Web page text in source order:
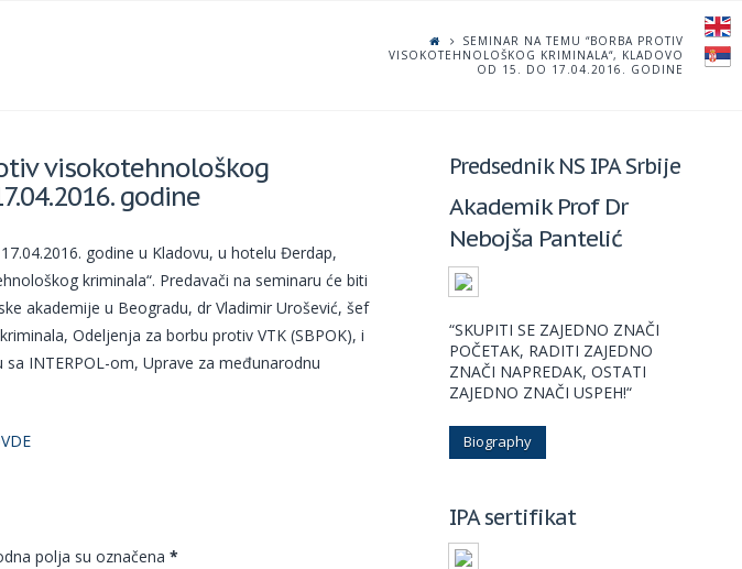
SEMINAR NA TEMU “BORBA PROTIV
VISOKOTEHNOLOŠKOG KRIMINALA“, KLADOVO
OD 15. DO 17.04.2016. GODINE
visokotehnološkog
godine
godine u Kladovu, u hotelu Đerdap,
kriminala“. Predavači na seminaru će biti
akademije u Beogradu, dr Vladimir Urošević, šef
Odeljenja za borbu protiv VTK (SBPOK), i
INTERPOL-om, Uprave za međunarodnu
polja su označena*
Predsednik NS IPA Srbije
Akademik Prof Dr
Nebojša Pantelić
“SKUPITI SE ZAJEDNO ZNAČI
POČETAK, RADITI ZAJEDNO
ZNAČI NAPREDAK, OSTATI
ZAJEDNO ZNAČI USPEH!“
Biography
IPA sertifikat